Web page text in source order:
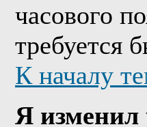
часового
требуется
К началу
Я изменил